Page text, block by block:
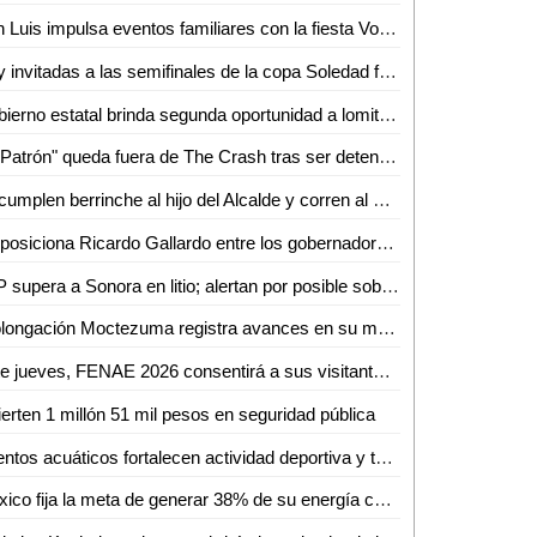
San Luis impulsa eventos familiares con la fiesta Volks Girls
Hay invitadas a las semifinales de la copa Soledad femenil 2026
Gobierno estatal brinda segunda oportunidad a lomitos en la Guardia Civil
"El Patrón" queda fuera de The Crash tras ser detenido
Le cumplen berrinche al hijo del Alcalde y corren al Jefe de la GCE
Se posiciona Ricardo Gallardo entre los gobernadores mejor evaluados del país
SLP supera a Sonora en litio; alertan por posible sobreexplotación
Prolongación Moctezuma registra avances en su modernización
Este jueves, FENAE 2026 consentirá a sus visitantes con enchiladas y bebidas gratis
1 millón 51 mil pesos en seguridad pública
Eventos acuáticos fortalecen actividad deportiva y turismo
México fija la meta de generar 38% de su energía con fuentes renovables: SENER